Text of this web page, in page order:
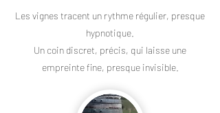
Les vignes tracent un rythme régulier, presque
hypnotique.
Un coin discret, précis, qui laisse une
empreinte fine, presque invisible.